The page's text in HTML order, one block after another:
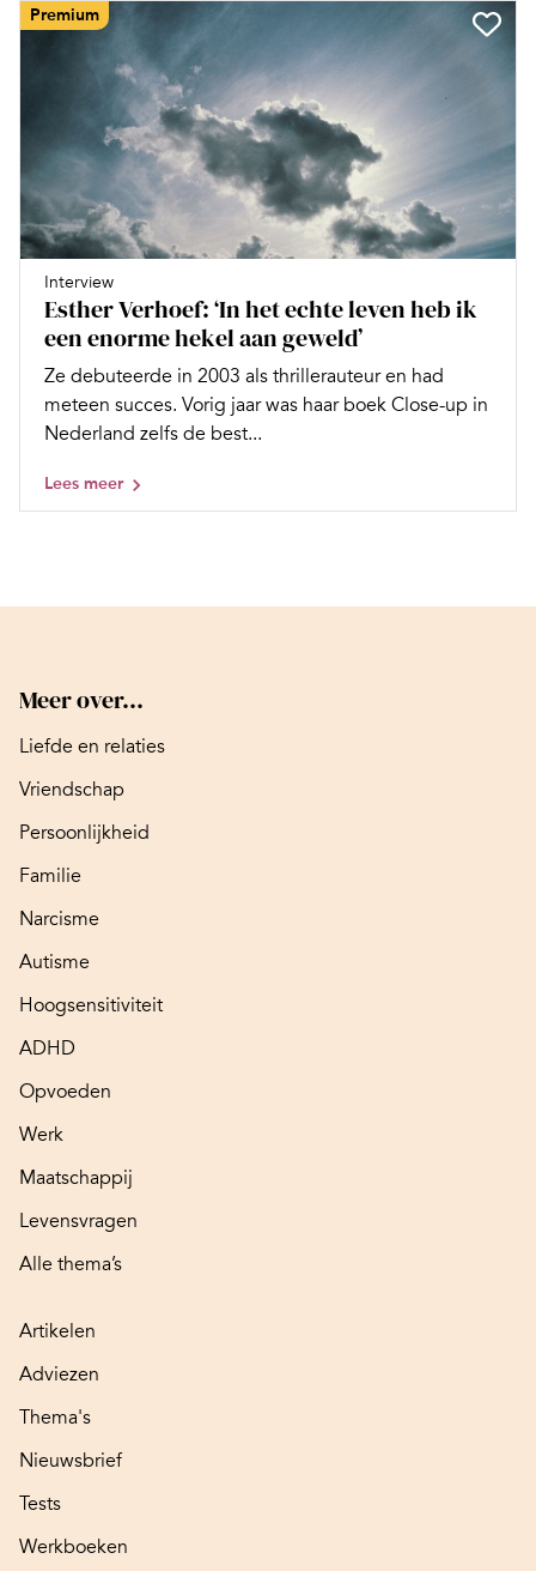
Premium
Interview
Esther Verhoef: ‘In het echte leven heb ik
een enorme hekel aan geweld’
Ze debuteerde in 2003 als thrillerauteur en had
meteen succes. Vorig jaar was haar boek Close-up in
Nederland zelfs de best...
Lees meer
Meer over...
Liefde en relaties
Vriendschap
Persoonlijkheid
Familie
Narcisme
Autisme
Hoogsensitiviteit
ADHD
Opvoeden
Werk
Maatschappij
Levensvragen
Alle thema’s
Artikelen
Adviezen
Thema's
Nieuwsbrief
Tests
Werkboeken